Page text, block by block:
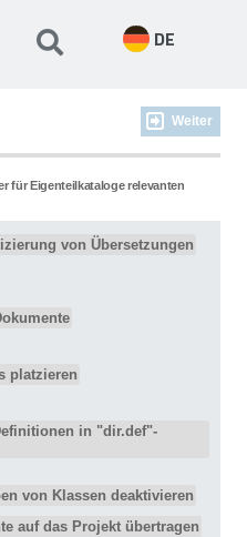
DE
Weiter
für Eigenteilkataloge relevanten
von Übersetzungen
platzieren
in "dir.def"-
von Klassen deaktivieren
auf das Projekt übertragen